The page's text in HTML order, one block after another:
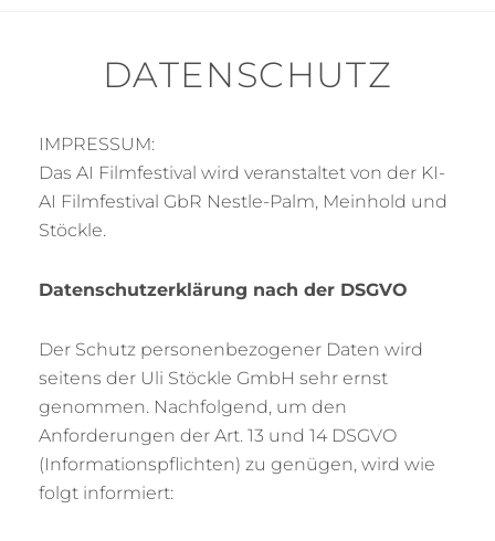
DATENSCHUTZ
IMPRESSUM:
Das AI Filmfestival wird veranstaltet von der KI-
AI Filmfestival GbR Nestle-Palm, Meinhold und
Stöckle.
Datenschutzerklärung nach der DSGVO
Der Schutz personenbezogener Daten wird
seitens der Uli Stöckle GmbH sehr ernst
genommen. Nachfolgend, um den
Anforderungen der Art. 13 und 14 DSGVO
(Informationspflichten) zu genügen, wird wie
folgt informiert: